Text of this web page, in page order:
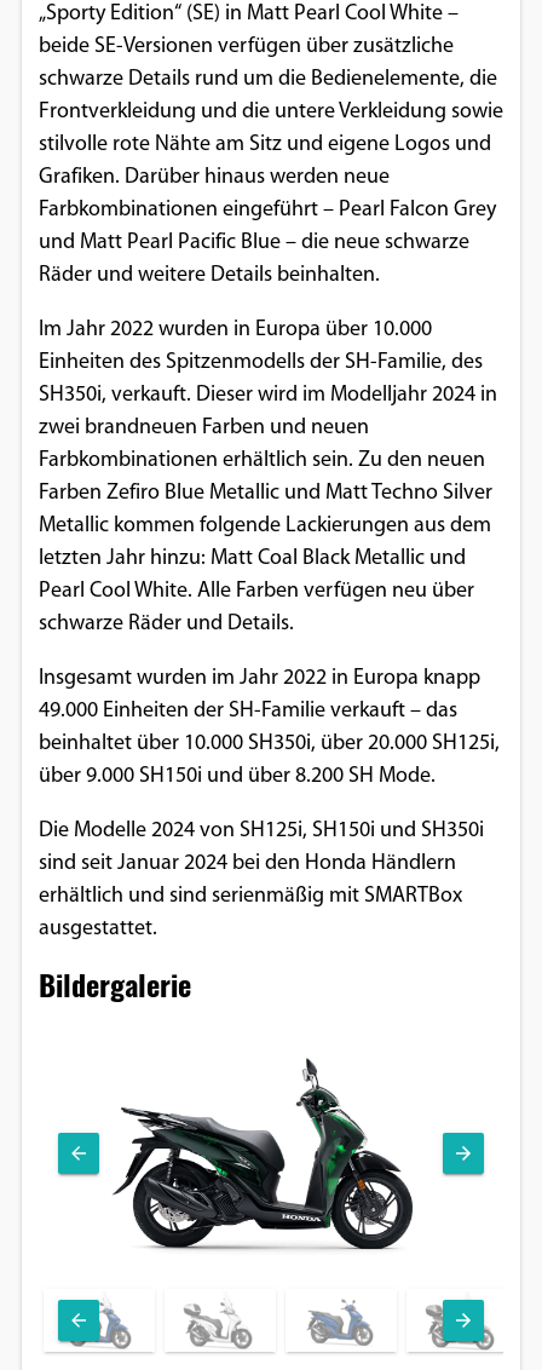
„Sporty Edition“ (SE) in Matt Pearl Cool White –
beide SE-Versionen verfügen über zusätzliche
schwarze Details rund um die Bedienelemente, die
Frontverkleidung und die untere Verkleidung sowie
stilvolle rote Nähte am Sitz und eigene Logos und
Grafiken. Darüber hinaus werden neue
Farbkombinationen eingeführt – Pearl Falcon Grey
und Matt Pearl Pacific Blue – die neue schwarze
Räder und weitere Details beinhalten.
Im Jahr 2022 wurden in Europa über 10.000
Einheiten des Spitzenmodells der SH-Familie, des
SH350i, verkauft. Dieser wird im Modelljahr 2024 in
zwei brandneuen Farben und neuen
Farbkombinationen erhältlich sein. Zu den neuen
Farben Zefiro Blue Metallic und Matt Techno Silver
Metallic kommen folgende Lackierungen aus dem
letzten Jahr hinzu: Matt Coal Black Metallic und
Pearl Cool White. Alle Farben verfügen neu über
schwarze Räder und Details.
Insgesamt wurden im Jahr 2022 in Europa knapp
49.000 Einheiten der SH-Familie verkauft – das
beinhaltet über 10.000 SH350i, über 20.000 SH125i,
über 9.000 SH150i und über 8.200 SH Mode.
Die Modelle 2024 von SH125i, SH150i und SH350i
sind seit Januar 2024 bei den Honda Händlern
erhältlich und sind serienmäßig mit SMARTBox
ausgestattet.
Bildergalerie